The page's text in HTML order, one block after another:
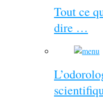
Tout ce
dire …